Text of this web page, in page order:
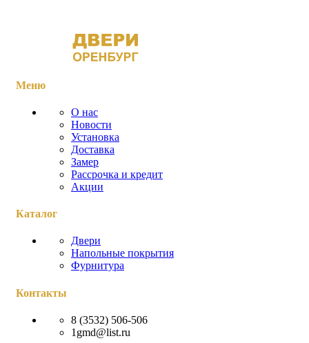
Меню
О нас
Новости
Установка
Доставка
Замер
Рассрочка и кредит
Акции
Каталог
Двери
Напольные покрытия
Фурнитура
Контакты
8 (3532) 506-506
1gmd@list.ru